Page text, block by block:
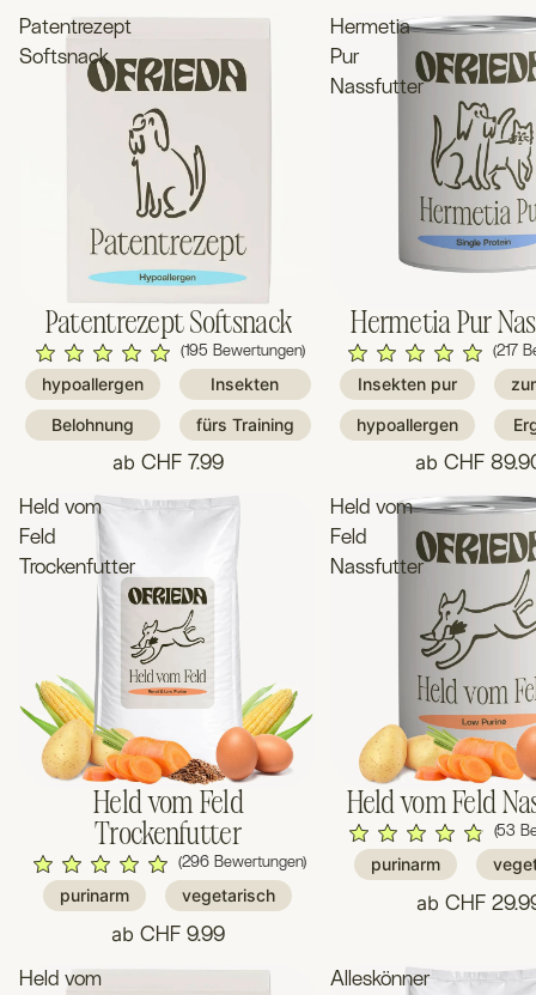
Patentrezept
Softsnack
Patentrezept Softsnack
(195 Bewertungen)
hypoallergen
Insekten
Belohnung
fürs Training
ab CHF 7.99
Hermetia
Pur
Nassfutter
Hermetia Pur
(217
Insekten pur
hypoallergen
ab CHF
Held vom
Feld
Trockenfutter
Held vom Feld
Trockenfutter
(296 Bewertungen)
purinarm vegetarisch
ab CHF 9.99
Held vom
Feld
Nassfutter
Held vom Feld
(53
purinarm
ab CHF
Held vom
Alleskönner